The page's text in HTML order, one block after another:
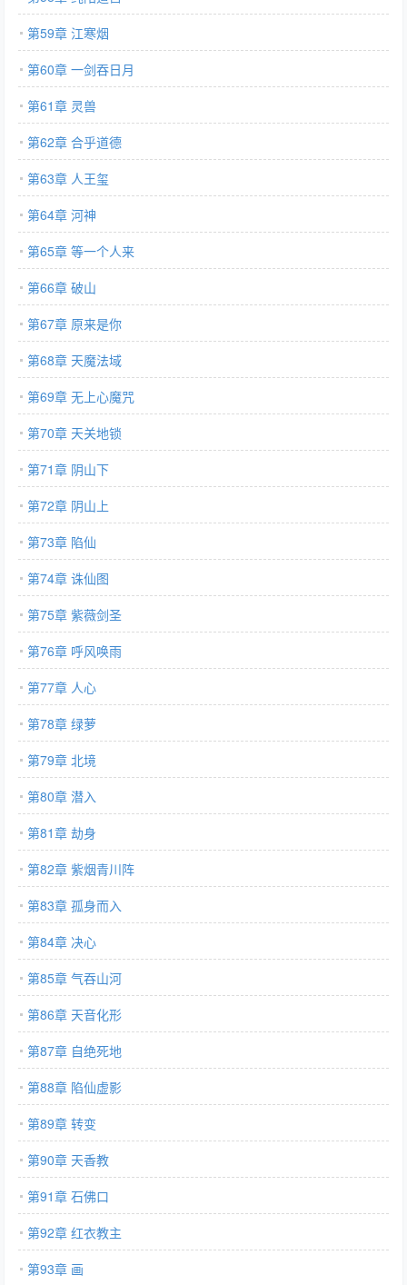
第59章 江寒烟
第60章 一剑吞日月
第61章 灵兽
第62章 合乎道德
第63章 人王玺
第64章 河神
第65章 等一个人来
第66章 破山
第67章 原来是你
第68章 天魔法域
第69章 无上心魔咒
第70章 天关地锁
第71章 阴山下
第72章 阴山上
第73章 陷仙
第74章 诛仙图
第75章 紫薇剑圣
第76章 呼风唤雨
第77章 人心
第78章 绿萝
第79章 北境
第80章 潜入
第81章 劫身
第82章 紫烟青川阵
第83章 孤身而入
第84章 决心
第85章 气吞山河
第86章 天音化形
第87章 自绝死地
第88章 陷仙虚影
第89章 转变
第90章 天香教
第91章 石佛口
第92章 红衣教主
第93章 画